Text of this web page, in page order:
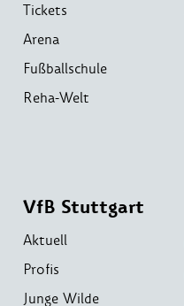
Tickets
Arena
Fußballschule
Reha-Welt
VfB Stuttgart
Aktuell
Profis
Junge Wilde